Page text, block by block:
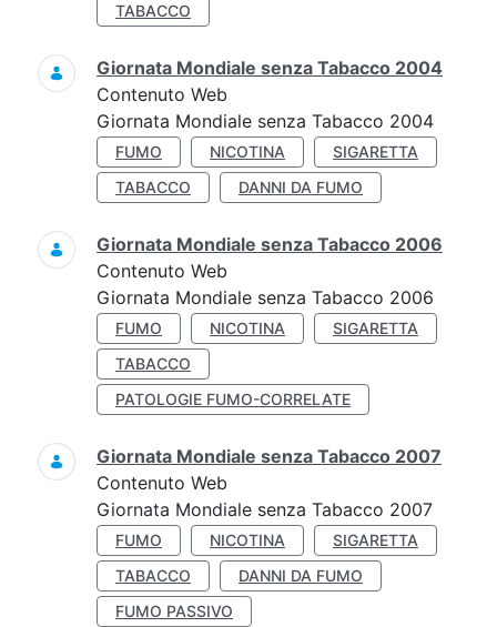
TABACCO
Giornata Mondiale senza Tabacco 2004
Contenuto Web
Giornata Mondiale senza Tabacco 2004
FUMO NICOTINA
SIGARETTA
TABACCO
DANNI DA FUMO
Giornata Mondiale senza Tabacco 2006
Contenuto Web
Giornata Mondiale senza Tabacco 2006
FUMO NICOTINA
SIGARETTA
TABACCO
PATOLOGIE FUMO-CORRELATE
Giornata Mondiale senza Tabacco 2007
Contenuto Web
Giornata Mondiale senza Tabacco 2007
FUMO NICOTINA
SIGARETTA
TABACCO
DANNI DA FUMO
FUMO PASSIVO